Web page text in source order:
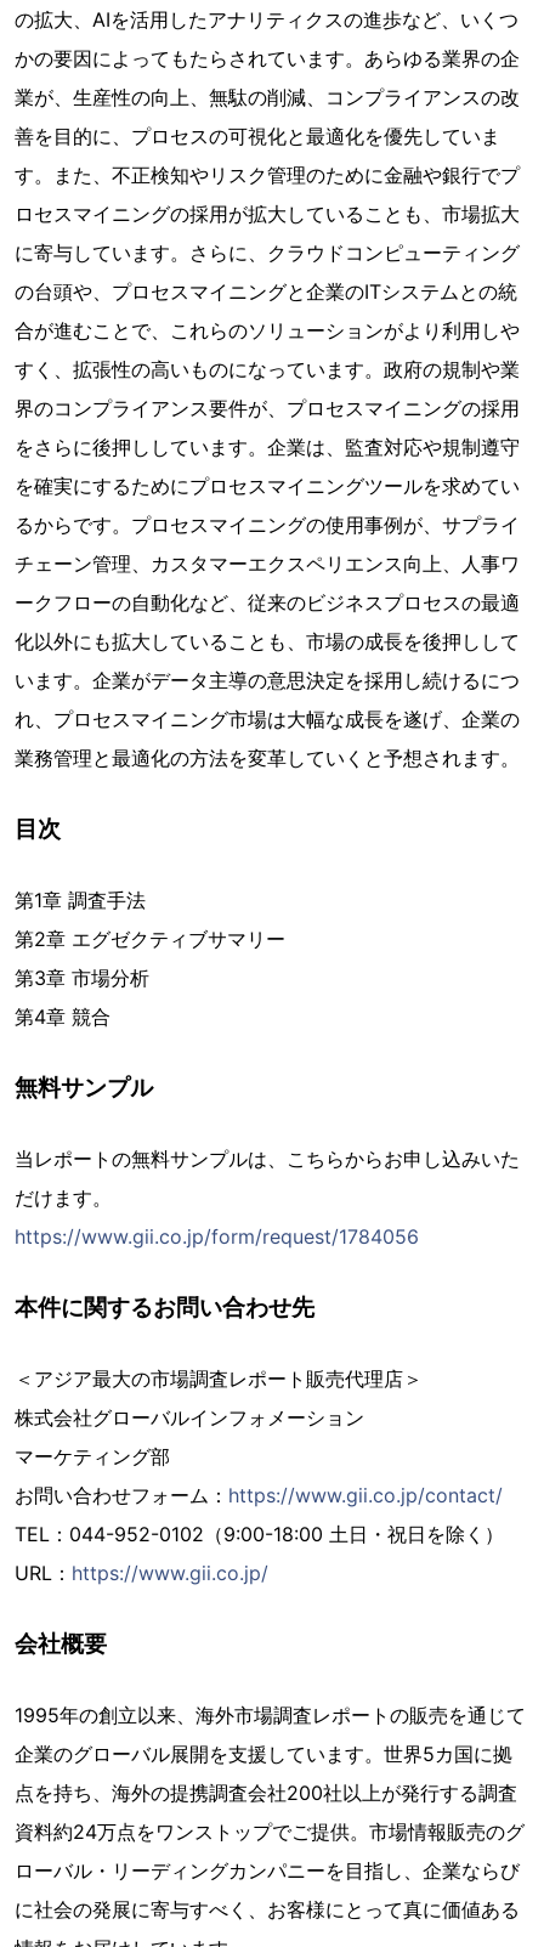
の拡大、AIを活用したアナリティクスの進歩など、いくつ
かの要因によってもたらされています。あらゆる業界の企
業が、生産性の向上、無駄の削減、コンプライアンスの改
善を目的に、プロセスの可視化と最適化を優先していま
す。また、不正検知やリスク管理のために金融や銀行でプ
ロセスマイニングの採用が拡大していることも、市場拡大
に寄与しています。さらに、クラウドコンピューティング
の台頭や、プロセスマイニングと企業のITシステムとの統
合が進むことで、これらのソリューションがより利用しや
すく、拡張性の高いものになっています。政府の規制や業
界のコンプライアンス要件が、プロセスマイニングの採用
をさらに後押ししています。企業は、監査対応や規制遵守
を確実にするためにプロセスマイニングツールを求めてい
るからです。プロセスマイニングの使用事例が、サプライ
チェーン管理、カスタマーエクスペリエンス向上、人事ワ
ークフローの自動化など、従来のビジネスプロセスの最適
化以外にも拡大していることも、市場の成長を後押しして
います。企業がデータ主導の意思決定を採用し続けるにつ
れ、プロセスマイニング市場は大幅な成長を遂げ、企業の
業務管理と最適化の方法を変革していくと予想されます。
目次
第1章 調査手法
第2章 エグゼクティブサマリー
第3章 市場分析
第4章 競合
無料サンプル
当レポートの無料サンプルは、こちらからお申し込みいた
だけます。
https://www.gii.co.jp/form/request/1784056
本件に関するお問い合わせ先
＜アジア最大の市場調査レポート販売代理店＞
株式会社グローバルインフォメーション
マーケティング部
お問い合わせフォーム： https://www.gii.co.jp/contact/
TEL：044-952-0102（9:00-18:00 土日・祝日を除く）
URL： https://www.gii.co.jp/
会社概要
1995年の創立以来、海外市場調査レポートの販売を通じて
企業のグローバル展開を支援しています。世界5カ国に拠
点を持ち、海外の提携調査会社200社以上が発行する調査
資料約24万点をワンストップでご提供。市場情報販売のグ
ローバル・リーディングカンパニーを目指し、企業ならび
に社会の発展に寄与すべく、お客様にとって真に価値ある